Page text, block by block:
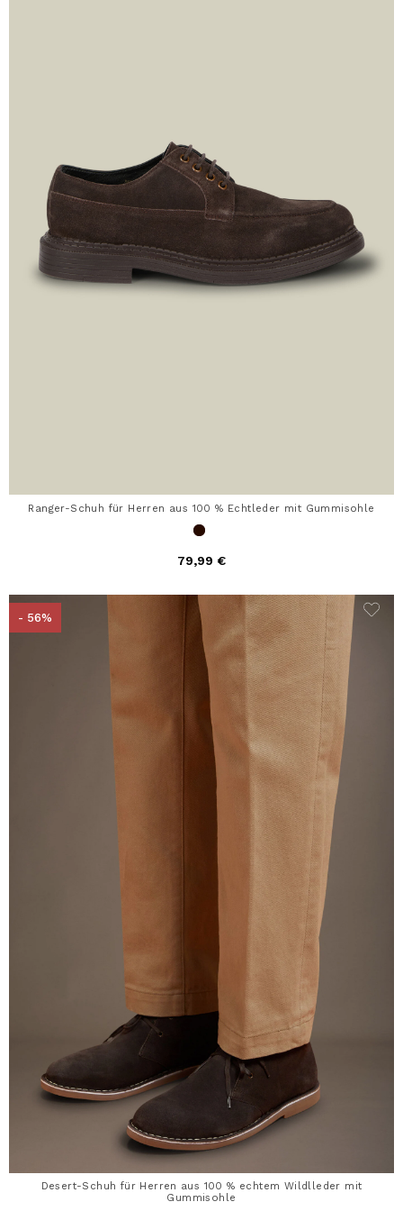
Ranger-Schuh für Herren aus 100 % Echtleder mit Gummisohle
79,99 €
- 56%
Desert-Schuh für Herren aus 100 % echtem Wildlleder mit
Gummisohle